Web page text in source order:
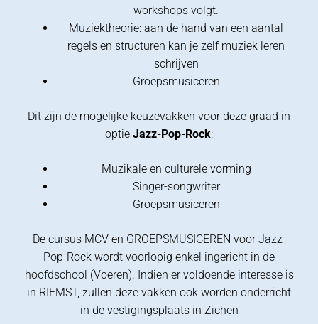
workshops volgt.
Muziektheorie: aan de hand van een aantal
regels en structuren kan je zelf muziek leren
schrijven
Groepsmusiceren
Dit zijn de mogelijke keuzevakken voor deze graad in
optie Jazz-Pop-Rock:
Muzikale en culturele vorming
Singer-songwriter
Groepsmusiceren
De cursus MCV en GROEPSMUSICEREN voor Jazz-
Pop-Rock wordt voorlopig enkel ingericht in de
hoofdschool (Voeren). Indien er voldoende interesse is
in RIEMST, zullen deze vakken ook worden onderricht
in de vestigingsplaats in Zichen